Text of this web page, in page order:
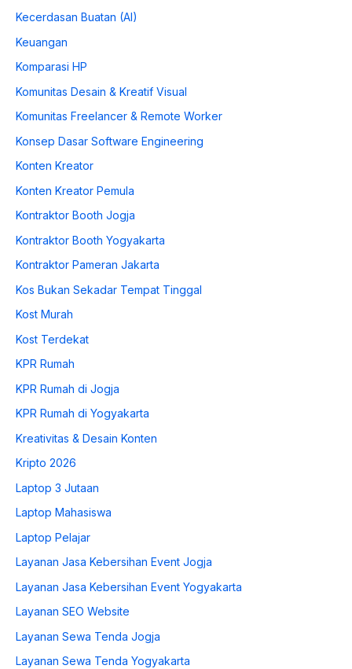
Kecerdasan Buatan (AI)
Keuangan
Komparasi HP
Komunitas Desain & Kreatif Visual
Komunitas Freelancer & Remote Worker
Konsep Dasar Software Engineering
Konten Kreator
Konten Kreator Pemula
Kontraktor Booth Jogja
Kontraktor Booth Yogyakarta
Kontraktor Pameran Jakarta
Kos Bukan Sekadar Tempat Tinggal
Kost Murah
Kost Terdekat
KPR Rumah
KPR Rumah di Jogja
KPR Rumah di Yogyakarta
Kreativitas & Desain Konten
Kripto 2026
Laptop 3 Jutaan
Laptop Mahasiswa
Laptop Pelajar
Layanan Jasa Kebersihan Event Jogja
Layanan Jasa Kebersihan Event Yogyakarta
Layanan SEO Website
Layanan Sewa Tenda Jogja
Layanan Sewa Tenda Yogyakarta